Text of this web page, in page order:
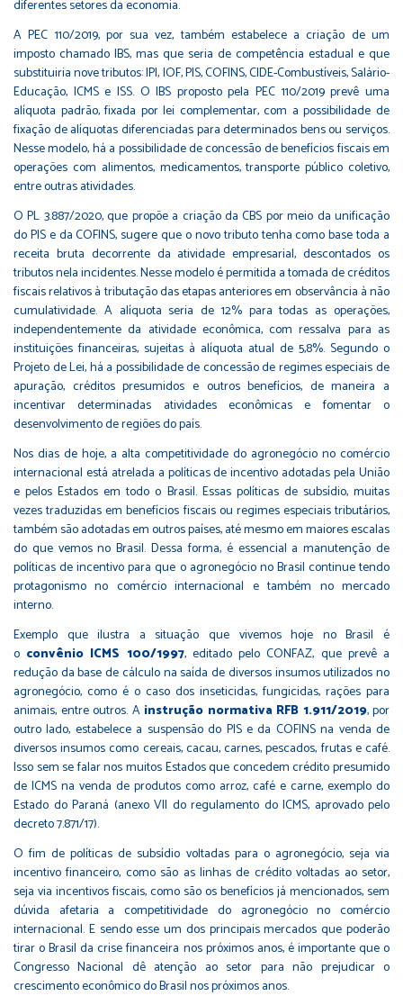
diferentes setores da economia.
A PEC 110/2019, por sua vez, também estabelece a criação de um
imposto chamado IBS, mas que seria de competência estadual e que
substituiria nove tributos: IPI, IOF, PIS, COFINS, CIDE-Combustíveis, Salário-
Educação, ICMS e ISS. O IBS proposto pela PEC 110/2019 prevê uma
alíquota padrão, fixada por lei complementar, com a possibilidade de
fixação de alíquotas diferenciadas para determinados bens ou serviços.
Nesse modelo, há a possibilidade de concessão de benefícios fiscais em
operações com alimentos, medicamentos, transporte público coletivo,
entre outras atividades.
O PL 3.887/2020, que propõe a criação da CBS por meio da unificação
do PIS e da COFINS, sugere que o novo tributo tenha como base toda a
receita bruta decorrente da atividade empresarial, descontados os
tributos nela incidentes. Nesse modelo é permitida a tomada de créditos
fiscais relativos à tributação das etapas anteriores em observância à não
cumulatividade. A alíquota seria de 12% para todas as operações,
independentemente da atividade econômica, com ressalva para as
instituições financeiras, sujeitas à alíquota atual de 5,8%. Segundo o
Projeto de Lei, há a possibilidade de concessão de regimes especiais de
apuração, créditos presumidos e outros benefícios, de maneira a
incentivar determinadas atividades econômicas e fomentar o
desenvolvimento de regiões do país.
Nos dias de hoje, a alta competitividade do agronegócio no comércio
internacional está atrelada a políticas de incentivo adotadas pela União
e pelos Estados em todo o Brasil. Essas políticas de subsídio, muitas
vezes traduzidas em benefícios fiscais ou regimes especiais tributários,
também são adotadas em outros países, até mesmo em maiores escalas
do que vemos no Brasil. Dessa forma, é essencial a manutenção de
políticas de incentivo para que o agronegócio no Brasil continue tendo
protagonismo no comércio internacional e também no mercado
interno.
Exemplo que ilustra a situação que vivemos hoje no Brasil é
o convênio ICMS 100/1997, editado pelo CONFAZ, que prevê a
redução da base de cálculo na saída de diversos insumos utilizados no
agronegócio, como é o caso dos inseticidas, fungicidas, rações para
animais, entre outros. A instrução normativa RFB 1.911/2019, por
outro lado, estabelece a suspensão do PIS e da COFINS na venda de
diversos insumos como cereais, cacau, carnes, pescados, frutas e café.
Isso sem se falar nos muitos Estados que concedem crédito presumido
de ICMS na venda de produtos como arroz, café e carne, exemplo do
Estado do Paraná (anexo VII do regulamento do ICMS, aprovado pelo
decreto 7.871/17).
O fim de políticas de subsídio voltadas para o agronegócio, seja via
incentivo financeiro, como são as linhas de crédito voltadas ao setor,
seja via incentivos fiscais, como são os benefícios já mencionados, sem
dúvida afetaria a competitividade do agronegócio no comércio
internacional. E sendo esse um dos principais mercados que poderão
tirar o Brasil da crise financeira nos próximos anos, é importante que o
Congresso Nacional dê atenção ao setor para não prejudicar o
crescimento econômico do Brasil nos próximos anos.